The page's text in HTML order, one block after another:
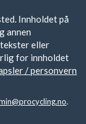
Innholdet på
annen
eller
for innholdet
/ personvern
.